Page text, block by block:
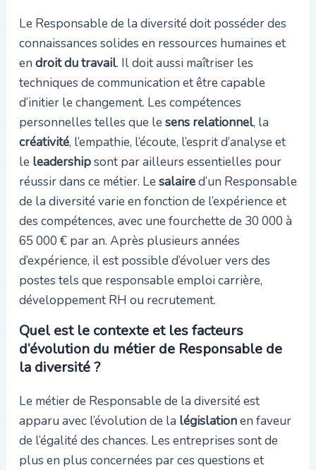
Le Responsable de la diversité doit posséder des
connaissances solides en ressources humaines et
en droit du travail. Il doit aussi maîtriser les
techniques de communication et être capable
d’initier le changement. Les compétences
personnelles telles que lesens relationnel, la
créativité, l’empathie, l’écoute, l’esprit d’analyse et
le leadershipsont par ailleurs essentielles pour
réussir dans ce métier. Lesalaired’un Responsable
de la diversité varie en fonction de l’expérience et
des compétences, avec une fourchette de 30 000 à
65 000 € par an. Après plusieurs années
d’expérience, il est possible d’évoluer vers des
postes tels que responsable emploi carrière,
développement RH ou recrutement.
Quel est le contexte et les facteurs
d’évolution du métier de Responsable de
la diversité ?
Le métier de Responsable de la diversité est
apparu avec l’évolution de la législationen faveur
de l’égalité des chances. Les entreprises sont de
plus en plus concernées par ces questions et